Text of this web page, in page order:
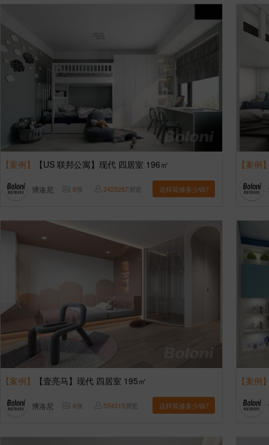
【案例】 【US 联邦公寓】现代 四居室 196㎡
博洛尼 8张 2425287浏览 这样装修多少钱?
【案例
【案例】 【壹亮马】现代 四居室 195㎡
博洛尼 6张 554315浏览 这样装修多少钱?
【案例